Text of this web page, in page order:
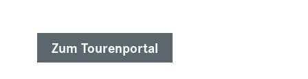
Zum Tourenportal